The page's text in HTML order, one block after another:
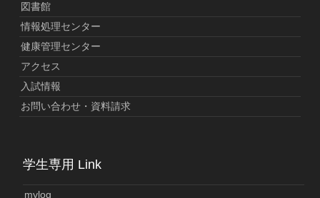
図書館
情報処理センター
健康管理センター
アクセス
入試情報
お問い合わせ・資料請求
学生専用 Link
mylog